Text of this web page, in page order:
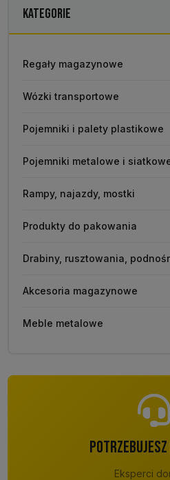
KATEGORIE
Regały magazynowe
Wózki transportowe
Pojemniki i palety plastikowe
Pojemniki metalowe i
Rampy, najazdy, mostki
Produkty do pakowania
Drabiny, rusztowania,
Akcesoria magazynowe
Meble metalowe
Eksperci